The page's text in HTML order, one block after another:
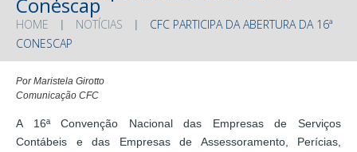
HOME NOTÍCIAS
CFC PARTICIPA DA ABERTURA DA 16ª
CONESCAP
Por Maristela Girotto
Comunicação CFC
A 16ª Convenção Nacional das Empresas de Serviços
Contábeis e das Empresas de Assessoramento, Perícias,